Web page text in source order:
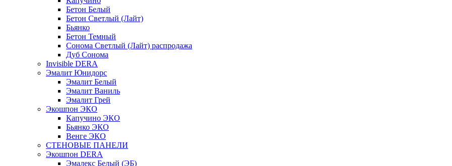
Бетон Белый
Бетон Светлый (Лайт)
Бьянко
Бетон Темный
Сонома Светлый (Лайт) распродажа
Дуб Сонома
Invisible DERA
Эмалит Юнидорс
Эмалит Белый
Эмалит Ваниль
Эмалит Грей
Экошпон ЭКО
Капучино ЭКО
Бьянко ЭКО
Венге ЭКО
СТЕНОВЫЕ ПАНЕЛИ
Экошпон DERA
Эмалекс Белый (ЭБ)